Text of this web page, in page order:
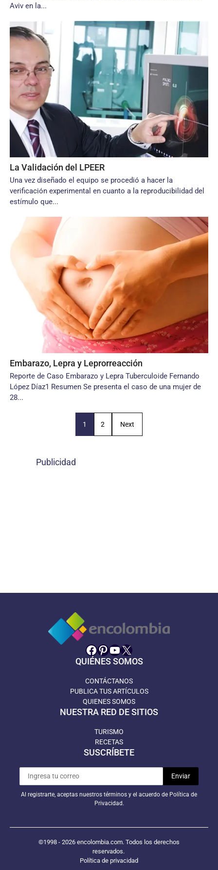
Aviv en la...
La Validación del LPEER
Una vez diseñado el equipo se procedió a hacer la
verificación experimental en cuanto a la reproducibilidad del
estímulo que...
Embarazo, Lepra y Leprorreacción
Reporte de Caso Embarazo y Lepra Tuberculoide Fernando
López Díaz1 Resumen Se presenta el caso de una mujer de
28...
1 2 Next
Publicidad
Facebook
Pinterest
YouTube
X
QUIÉNES SOMOS
CONTÁCTANOS
PUBLICA TUS ARTÍCULOS
QUIENES SOMOS
NUESTRA RED DE SITIOS
TURISMO
RECETAS
SUSCRÍBETE
Al registrarte, aceptas nuestros términos y el acuerdo de Política de
Privacidad.
©1998 - 2026 encolombia.com. Todos los derechos
reservados.
Política de privacidad